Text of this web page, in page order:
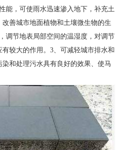
能，可使雨水迅速渗入地下，补充土
善城市地面植物和土壤微生物的生
调节地表局部空间的温湿度，对调节
较大的作用。3、可减轻城市排水和
和处理污水具有良好的效果、使马